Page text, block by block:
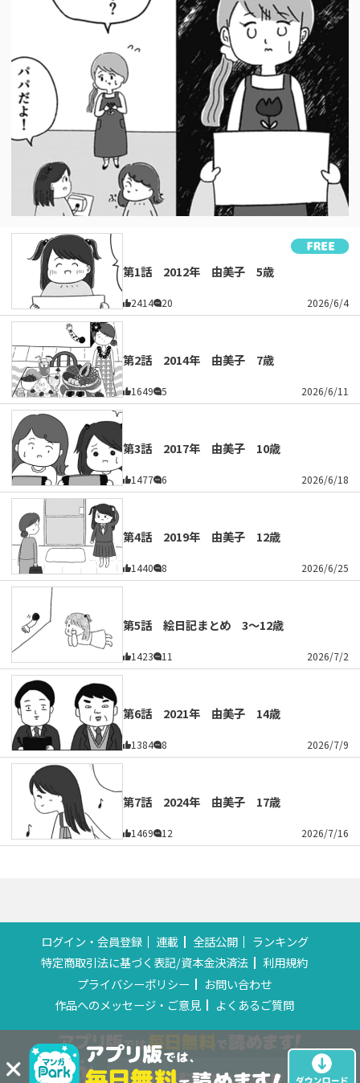
第1話 2012年 由美子 5歳
2414 20 2026/6/4
第2話 2014年 由美子 7歳
1649 5 2026/6/11
第3話 2017年 由美子 10歳
1477 6 2026/6/18
第4話 2019年 由美子 12歳
1440 8 2026/6/25
第5話 絵日記まとめ 3～12歳
1423 11 2026/7/2
第6話 2021年 由美子 14歳
1384 8 2026/7/9
第7話 2024年 由美子 17歳
1469 12 2026/7/16
ログイン・会員登録 連載 全話公開
ランキング
特定商取引法に基づく表記/資本金決済法
利用規約
プライバシーポリシー
お問い合わせ
作品へのメッセージ・ご意見
よくあるご質問